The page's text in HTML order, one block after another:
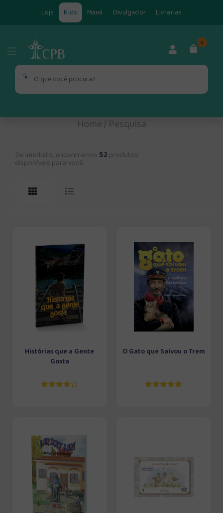
Loja Kids Maná Divulgador Livrarias
0
Home/Pesquisa
De imediato, encontramos 52 produtos
disponíveis para você
Histórias que a Gente
Gosta
O Gato que Salvou o Trem